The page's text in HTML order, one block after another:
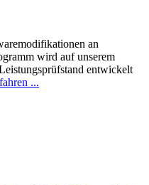
an
wird auf unserem
entwickelt
...